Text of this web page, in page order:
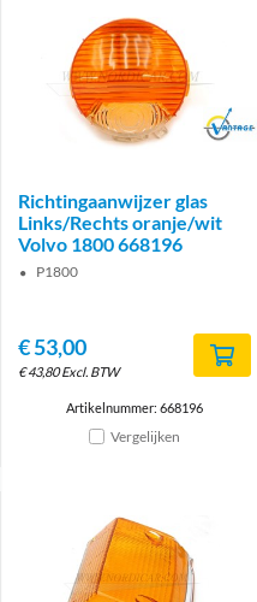
Brand
Richtingaanwijzer glas
Links/Rechts oranje/wit
Volvo 1800 668196
P1800
€53,00
€43,80 Excl. BTW
Artikelnummer: 668196
Vergelijken